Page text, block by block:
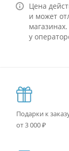
Цена
и может
у
Подарки к
от 3 000 ₽